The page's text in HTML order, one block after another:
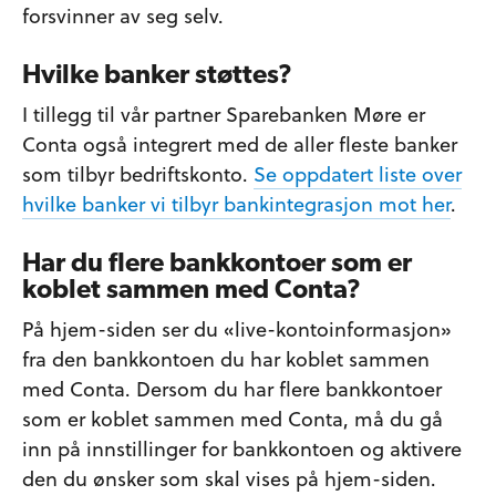
forsvinner av seg selv.
Hvilke banker støttes?
I tillegg til vår partner Sparebanken Møre er
Conta også integrert med de aller fleste banker
som tilbyr bedriftskonto. Se oppdatert liste over
hvilke banker vi tilbyr bankintegrasjon mot her.
Har du flere bankkontoer som er
koblet sammen med Conta?
På hjem-siden ser du «live-kontoinformasjon»
fra den bankkontoen du har koblet sammen
med Conta. Dersom du har flere bankkontoer
som er koblet sammen med Conta, må du gå
inn på innstillinger for bankkontoen og aktivere
den du ønsker som skal vises på hjem-siden.